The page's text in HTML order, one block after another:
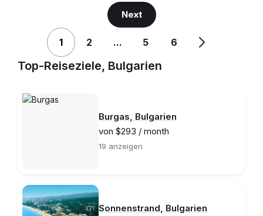
Next
1 2 ... 5 6
Top-Reiseziele, Bulgarien
Burgas, Bulgarien
von $293 / month
19 anzeigen
Sonnenstrand, Bulgarien